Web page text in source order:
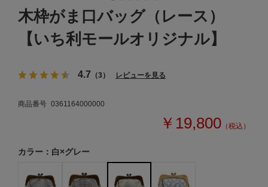
木枠がま口バッグ（レース）
【いち利モールオリジナル】
4.7 （3） レビューを見る
商品番号 0361164000000
￥19,800 （税込）
カラー：白×グレー